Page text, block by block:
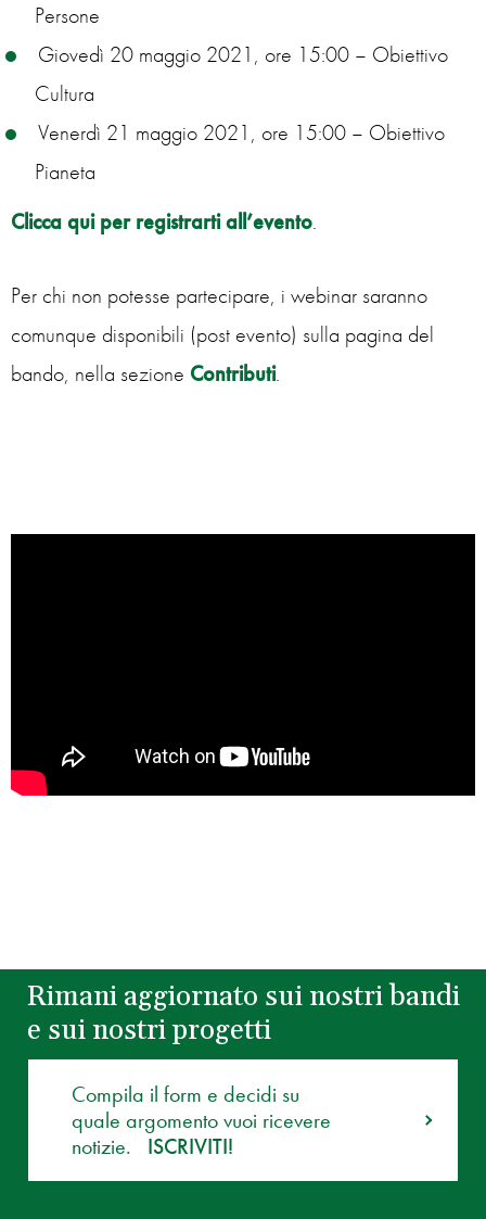
Persone
Giovedì 20 maggio 2021, ore 15:00 – Obiettivo
Cultura
Venerdì 21 maggio 2021, ore 15:00 – Obiettivo
Pianeta
Clicca qui per registrarti all’evento.
Per chi non potesse partecipare, i webinar saranno
comunque disponibili (post evento) sulla pagina del
bando, nella sezione Contributi.
Rimani aggiornato sui nostri bandi
e sui nostri progetti
Compila il form e decidi su
quale argomento vuoi ricevere
notizie.
ISCRIVITI!